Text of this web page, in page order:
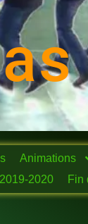
Animations
2020 Fin